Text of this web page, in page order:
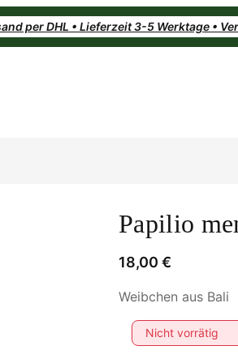
per DHL • Lieferzeit 3-5 Werktage •
Papilio
18,00 €
Weibchen aus Bali
Nicht vorrätig